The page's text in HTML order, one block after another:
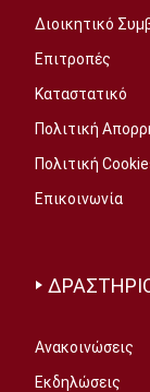
Διοικητικό
Επιτροπές
Καταστατικό
Πολιτική
Πολιτική
Επικοινωνία
Ανακοινώσεις
Εκδηλώσεις